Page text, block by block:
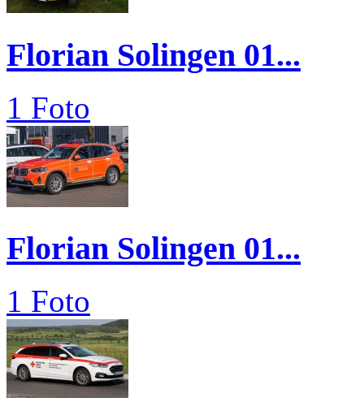
Florian Solingen 01...
1 Foto
Florian Solingen 01...
1 Foto